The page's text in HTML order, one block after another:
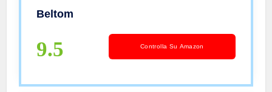
per bambini. Regolabile in altezza e
Beltom
9.5 Controlla Su Amazon